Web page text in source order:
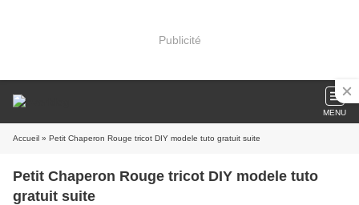
Publicité
MENU
Accueil » Petit Chaperon Rouge tricot DIY modele tuto gratuit suite
Petit Chaperon Rouge tricot DIY modele tuto
gratuit suite